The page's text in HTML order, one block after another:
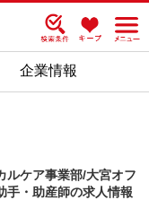
企業情報
ケア事業部/大宮オフ
手・助産師の求人情報